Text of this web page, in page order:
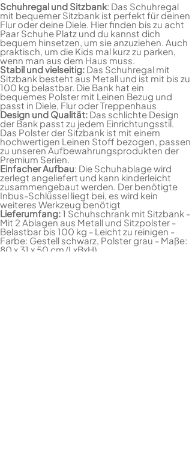
Schuhregal und Sitzbank: Das Schuhregal
mit bequemer Sitzbank ist perfekt für deinen
Flur oder deine Diele. Hier finden bis zu acht
Paar Schuhe Platz und du kannst dich
bequem hinsetzen, um sie anzuziehen. Auch
praktisch, um die Kids mal kurz zu parken,
wenn man aus dem Haus muss.
Stabil und vielseitig: Das Schuhregal mit
Sitzbank besteht aus Metall und ist mit bis zu
100 kg belastbar. Die Bank hat ein
bequemes Polster mit Leinen Bezug und
passt in Diele, Flur oder Treppenhaus
Design und Qualität: Das schlichte Design
der Bank passt zu jedem Einrichtungsstil.
Das Polster der Sitzbank ist mit einem
hochwertigen Leinen Stoff bezogen, passen
zu unseren Aufbewahrungsprodukten der
Premium Serien.
Einfacher Aufbau: Die Schuhablage wird
zerlegt angeliefert und kann kinderleicht
zusammengebaut werden. Der benötigte
Inbus-Schlüssel liegt bei, es wird kein
weiteres Werkzeug benötigt
Lieferumfang:1 Schuhschrank mit Sitzbank -
Mit 2 Ablagen aus Metall und Sitzpolster -
Belastbar bis 100 kg - Leicht zu reinigen -
Farbe: Gestell schwarz, Polster grau - Maße:
80 x 31 x 50 cm (LxBxH)